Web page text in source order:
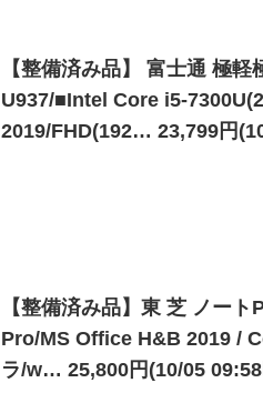
【整備済み品】 富士通 極
U937/■Intel Core i5-
2019/FHD(192… 23,799円
【整備済み品】東 芝 ノー
Pro/MS Office H&B 2019 /
ラ/w… 25,800円(10/05